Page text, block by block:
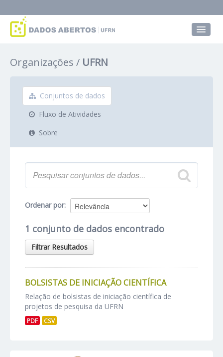
Grupos
Sobre
Organizações UFRN
Conjuntos de dados
Fluxo de Atividades
Sobre
Ordenar por
1 conjunto de dados encontrado
Filtrar Resultados
BOLSISTAS DE INICIAÇÃO CIENTÍFICA
Relação de bolsistas de iniciação científica de
projetos de pesquisa da UFRN
PDF CSV